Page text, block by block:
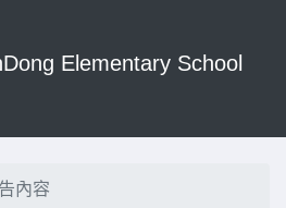
Elementary School
內容